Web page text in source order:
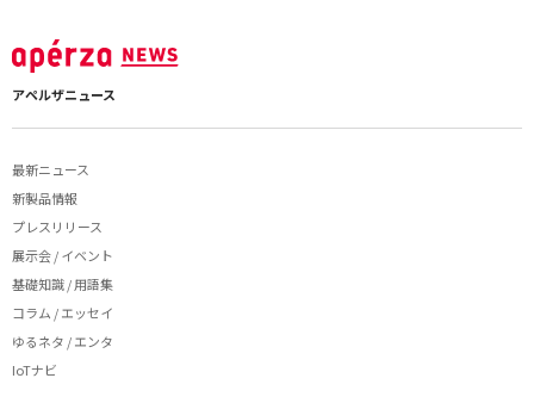
アペルザニュース
最新ニュース
新製品情報
プレスリリース
展示会 / イベント
基礎知識 / 用語集
コラム / エッセイ
ゆるネタ / エンタ
IoTナビ